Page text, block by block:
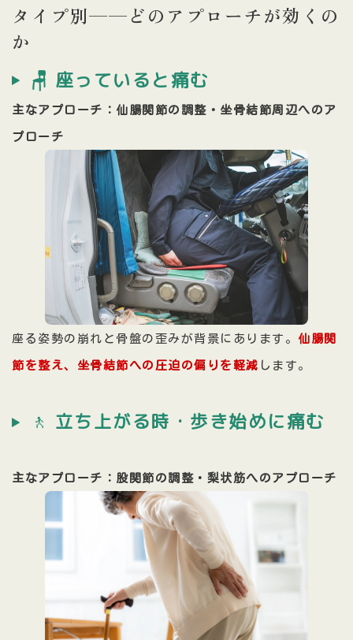
タイプ別——どのアプローチが効くの
か
🪑 座っていると痛む
主なアプローチ：仙腸関節の調整・坐骨結節周辺へのア
プローチ
座る姿勢の崩れと骨盤の歪みが背景にあります。 仙腸関
節を整え、坐骨結節への圧迫の偏りを軽減 します。
🚶 立ち上がる時・歩き始めに痛む
主なアプローチ：股関節の調整・梨状筋へのアプローチ